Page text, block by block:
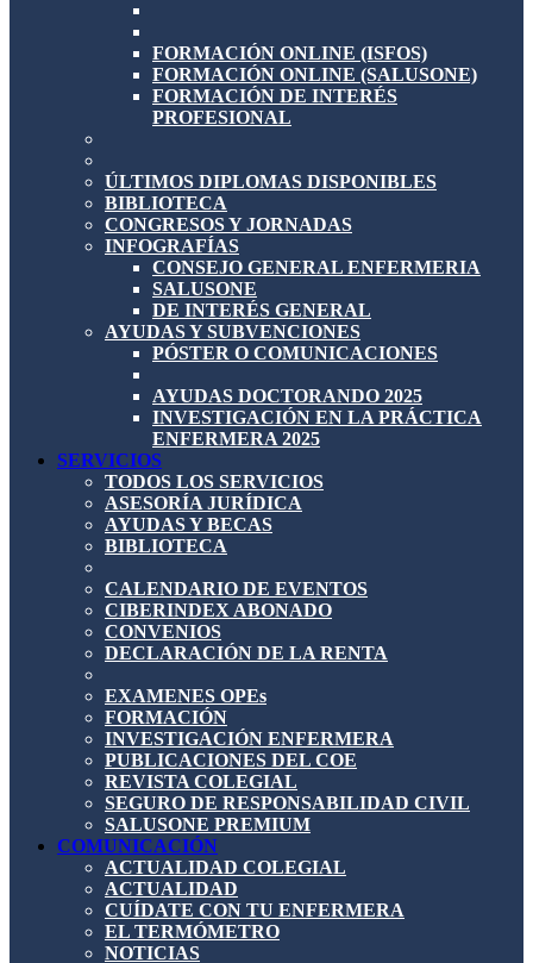
FORMACIÓN ONLINE (ISFOS)
FORMACIÓN ONLINE (SALUSONE)
FORMACIÓN DE INTERÉS
PROFESIONAL
ÚLTIMOS DIPLOMAS DISPONIBLES
BIBLIOTECA
CONGRESOS Y JORNADAS
INFOGRAFÍAS
CONSEJO GENERAL ENFERMERIA
SALUSONE
DE INTERÉS GENERAL
AYUDAS Y SUBVENCIONES
PÓSTER O COMUNICACIONES
AYUDAS DOCTORANDO 2025
INVESTIGACIÓN EN LA PRÁCTICA
ENFERMERA 2025
SERVICIOS
TODOS LOS SERVICIOS
ASESORÍA JURÍDICA
AYUDAS Y BECAS
BIBLIOTECA
CALENDARIO DE EVENTOS
CIBERINDEX ABONADO
CONVENIOS
DECLARACIÓN DE LA RENTA
EXAMENES OPEs
FORMACIÓN
INVESTIGACIÓN ENFERMERA
PUBLICACIONES DEL COE
REVISTA COLEGIAL
SEGURO DE RESPONSABILIDAD CIVIL
SALUSONE PREMIUM
COMUNICACIÓN
ACTUALIDAD COLEGIAL
ACTUALIDAD
CUÍDATE CON TU ENFERMERA
EL TERMÓMETRO
NOTICIAS